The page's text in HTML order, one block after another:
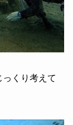
くり考えて